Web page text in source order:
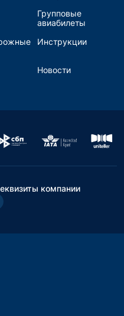
Групповые
авиабилеты
Инструкции
Новости
компании